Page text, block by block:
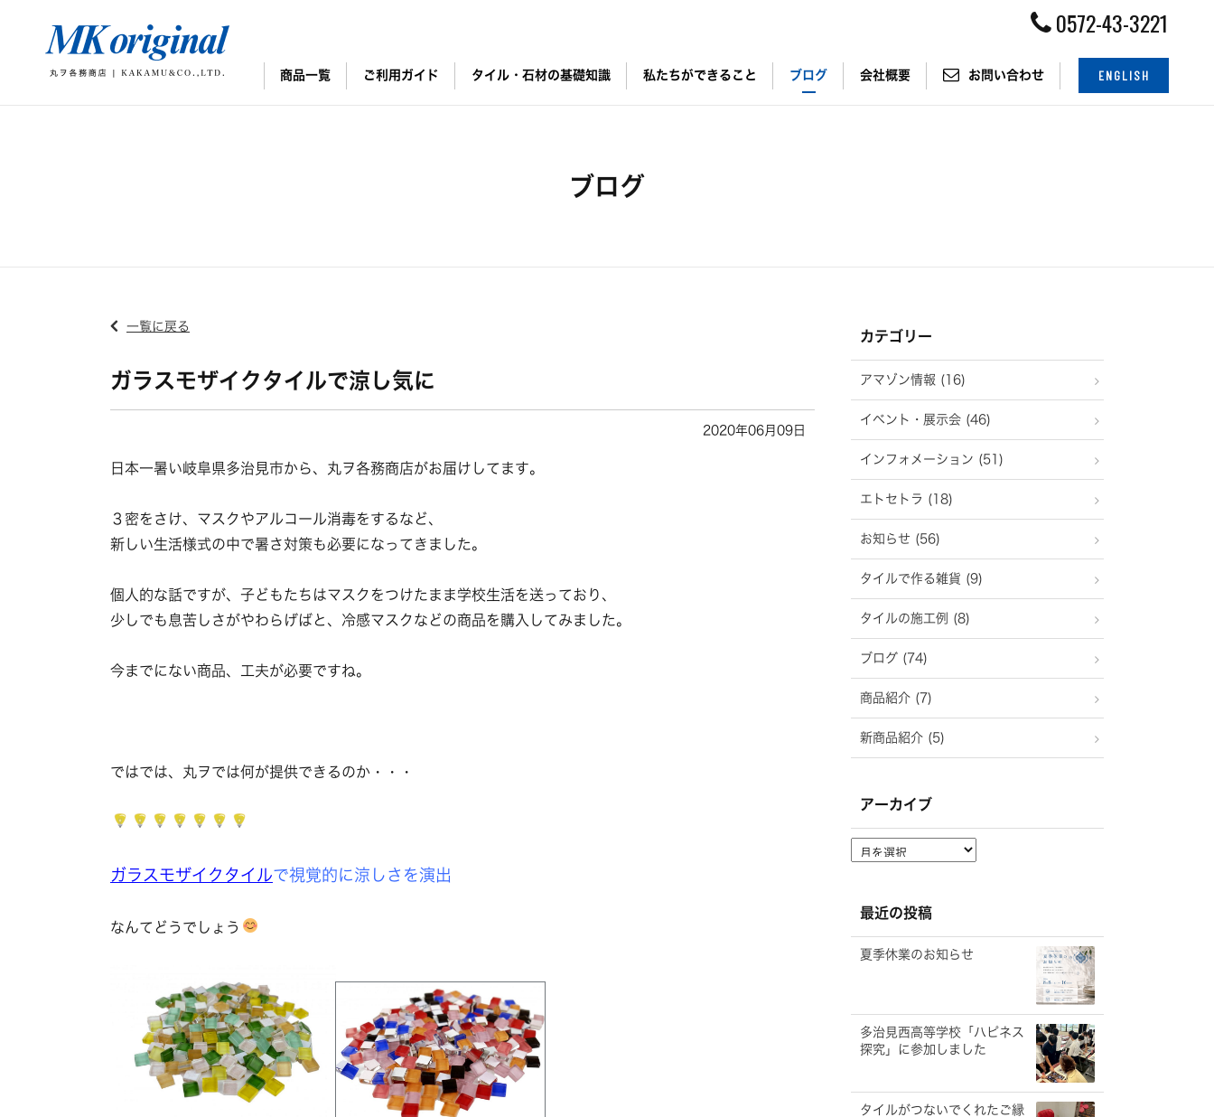
0572-43-3221
商品一覧 ご利用ガイド タイル・石材の基礎知識 私たちができること ブログ 会社概要 お問い合わせ ENGLISH
ブログ
一覧に戻る
ガラスモザイクタイルで涼し気に
2020年06月09日
日本一暑い岐阜県多治見市から、丸ヲ各務商店がお届けしてます。
３密をさけ、マスクやアルコール消毒をするなど、
新しい生活様式の中で暑さ対策も必要になってきました。
個人的な話ですが、子どもたちはマスクをつけたまま学校生活を送っており、
少しでも息苦しさがやわらげばと、 冷感マスクなどの商品を購入してみました。
今までにない商品、工夫が必要ですね。
ではでは、丸ヲでは何が提供できるのか・・・
ガラスモザイクタイルで視覚的に涼しさを演出
なんてどうでしょう
カテゴリー
アマゾン情報 (16)
イベント・展示会 (46)
インフォメーション (51)
エトセトラ (18)
お知らせ (56)
タイルで作る雑貨 (9)
タイルの施工例 (8)
ブログ (74)
商品紹介 (7)
新商品紹介 (5)
アーカイブ
ア
ー
ブ
最近の投稿
夏季休業のお知らせ
多治見西高等学校「ハピネス
探究」に参加しました
タイルがつないでくれたご縁